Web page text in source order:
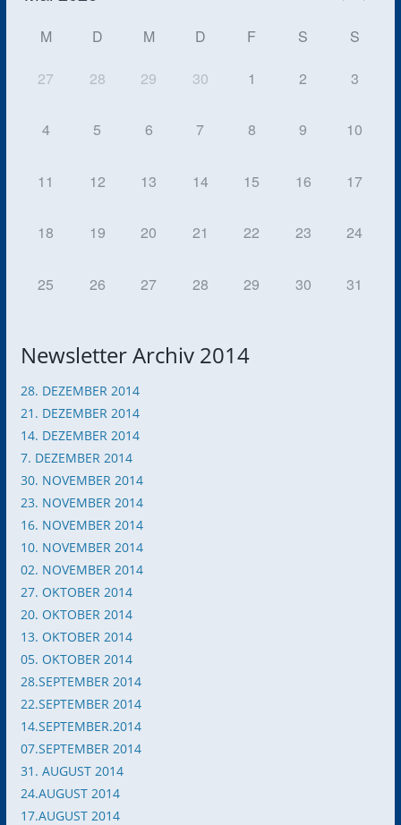
Newsletter Archiv 2014
28. DEZEMBER 2014
21. DEZEMBER 2014
14. DEZEMBER 2014
7. DEZEMBER 2014
30. NOVEMBER 2014
23. NOVEMBER 2014
16. NOVEMBER 2014
10. NOVEMBER 2014
02. NOVEMBER 2014
27. OKTOBER 2014
20. OKTOBER 2014
13. OKTOBER 2014
05. OKTOBER 2014
28.SEPTEMBER 2014
22.SEPTEMBER 2014
14.SEPTEMBER.2014
07.SEPTEMBER 2014
31. AUGUST 2014
24.AUGUST 2014
17.AUGUST 2014
M D M D F S S
27 28 29 30 1 2 3
4 5 6 7 8 9 10
11 12 13 14 15 16 17
18 19 20 21 22 23 24
25 26 27 28 29 30 31